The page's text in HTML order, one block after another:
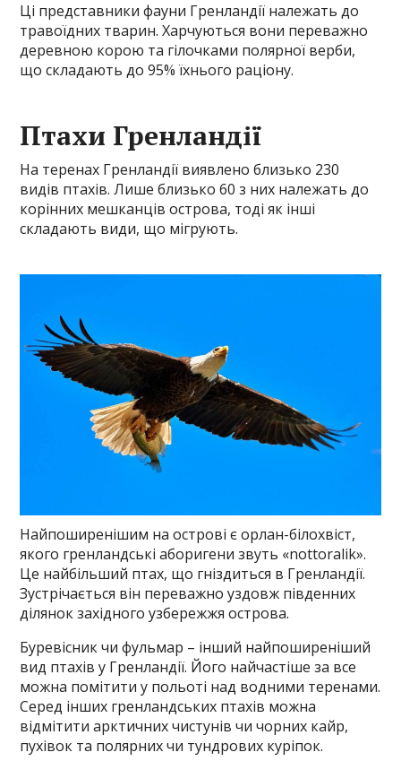
Ці представники фауни Гренландії належать до
травоїдних тварин. Харчуються вони переважно
деревною корою та гілочками полярної верби,
що складають до 95% їхнього раціону.
Птахи Гренландії
На теренах Гренландії виявлено близько 230
видів птахів. Лише близько 60 з них належать до
корінних мешканців острова, тоді як інші
складають види, що мігрують.
Найпоширенішим на острові є орлан-білохвіст,
якого гренландські аборигени звуть «nottoralik».
Це найбільший птах, що гніздиться в Гренландії.
Зустрічається він переважно уздовж південних
ділянок західного узбережжя острова.
Буревісник чи фульмар – інший найпоширеніший
вид птахів у Гренландії. Його найчастіше за все
можна помітити у польоті над водними теренами.
Серед інших гренландських птахів можна
відмітити арктичних чистунів чи чорних кайр,
пухівок та полярних чи тундрових куріпок.